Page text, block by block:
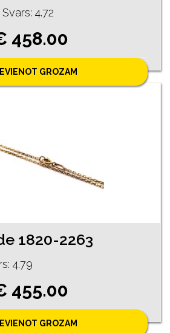
4.72
458.00
GROZAM
1820-2263
4.79
455.00
GROZAM